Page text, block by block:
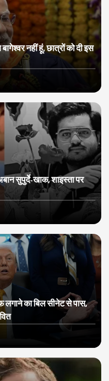
नहीं हूं, छात्रों को दी इस
सुपुर्दे-खाक, शाइस्ता पर
का बिल सीनेट से पास,